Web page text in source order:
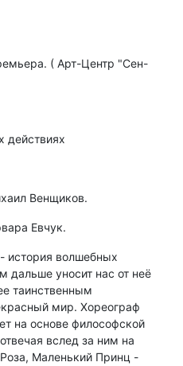
( Арт-Центр "Сен-
действиях
Венщиков.
Евчук.
история волшебных
дальше уносит нас от неё
таинственным
мир. Хореограф
на основе философской
вслед за ним на
Маленький Принц -